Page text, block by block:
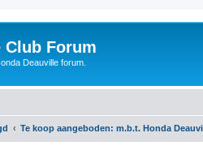
Club Forum
Deauville forum.
Te koop aangeboden: m.b.t. Honda